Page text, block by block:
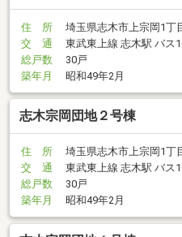
住 所
埼玉県志木市上宗岡1丁
交 通
東武東上線 志木駅 バス
総戸数
30戸
築年月
昭和49年2月
志木宗岡団地２号棟
住 所
埼玉県志木市上宗岡1丁
交 通
東武東上線 志木駅 バス
総戸数
30戸
築年月
昭和49年2月